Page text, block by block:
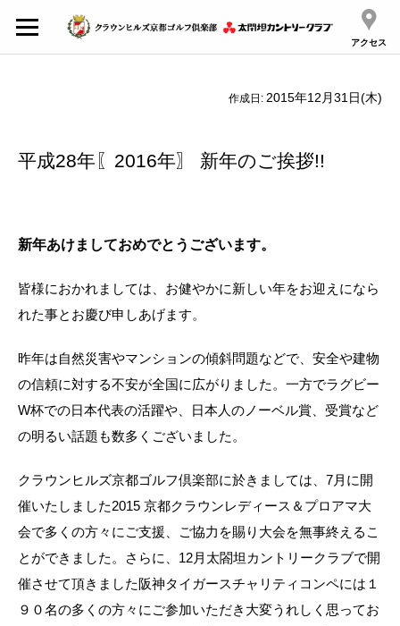
アクセス
作成日: 2015年12月31日(木)
平成28年〖2016年〗 新年のご挨拶!!
新年あけましておめでとうございます。
皆様におかれましては、お健やかに新しい年をお迎えになら
れた事とお慶び申しあげます。
昨年は自然災害やマンションの傾斜問題などで、安全や建物
の信頼に対する不安が全国に広がりました。一方でラグビー
W杯での日本代表の活躍や、日本人のノーベル賞、受賞など
の明るい話題も数多くございました。
クラウンヒルズ京都ゴルフ倶楽部に於きましては、7月に開
催いたしました2015 京都クラウンレディース＆プロアマ大
会で多くの方々にご支援、ご協力を賜り大会を無事終えるこ
とができました。さらに、12月太閤坦カントリークラブで開
催させて頂きました阪神タイガースチャリティコンペには１
９０名の多くの方々にご参加いただき大変うれしく思ってお